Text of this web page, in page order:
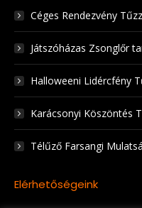
Céges Rendezvény
Játszóházas Zsonglőr
Halloweeni Lidércfény
Karácsonyi Köszöntés
Télűző Farsangi
Elérhetőségeink